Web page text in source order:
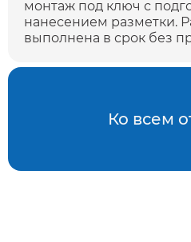
монтаж под ключ с
нанесением разметки.
выполнена в срок без
Ко всем